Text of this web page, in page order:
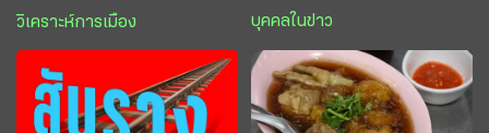
กระหาย “อนุทิน” ดักตีกินสบาย
วิเคราะห์การเมือง บุคคลในข่าว